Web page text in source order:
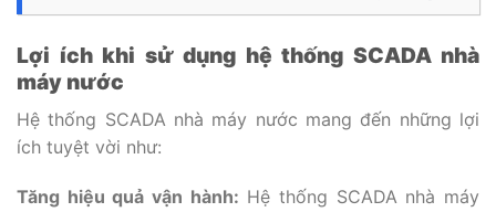
Lợi ích khi sử dụng hệ thống SCADA nhà
máy nước
Hệ thống SCADA nhà máy nước mang đến những lợi
ích tuyệt vời như:
Tăng hiệu quả vận hành: Hệ thống SCADA nhà máy